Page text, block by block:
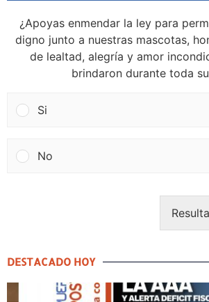
¿Apoyas enmendar la ley para
digno junto a nuestras mascotas,
de lealtad, alegría y amor
brindaron durante toda
Si
No
DESTACADO HOY